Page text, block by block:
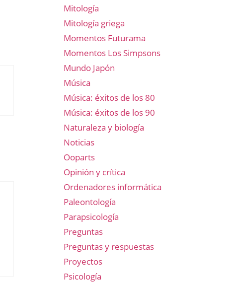
Mitología
Mitología griega
Momentos Futurama
Momentos Los Simpsons
Mundo Japón
Música
Música: éxitos de los 80
Música: éxitos de los 90
Naturaleza y biología
Noticias
Ooparts
Opinión y crítica
Ordenadores informática
Paleontología
Parapsicología
Preguntas
Preguntas y respuestas
Proyectos
Psicología